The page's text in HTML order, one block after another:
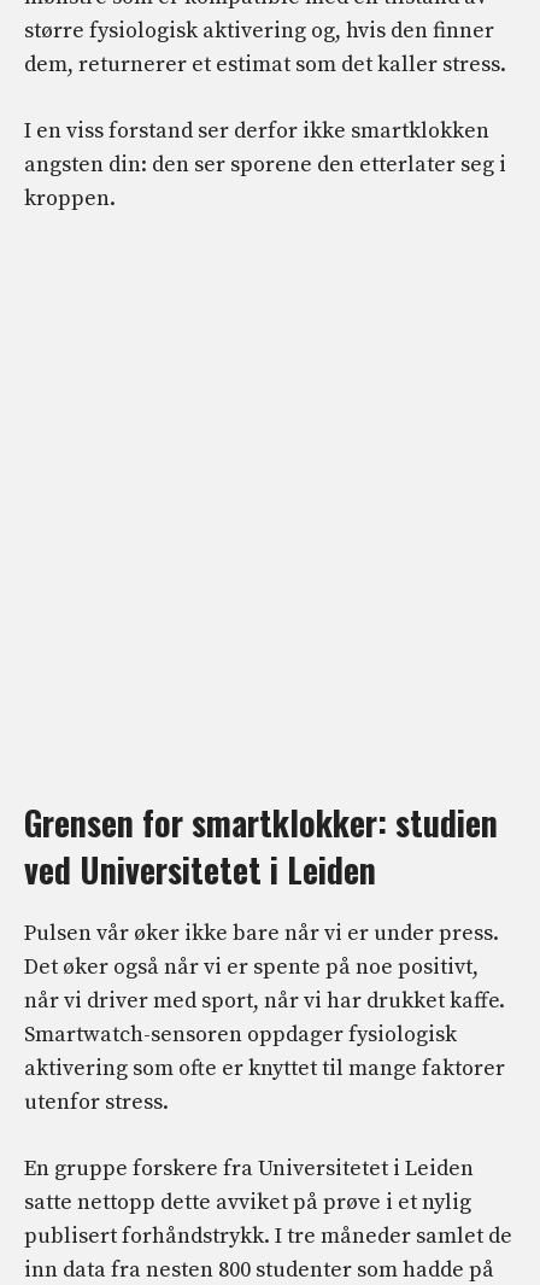
større fysiologisk aktivering og, hvis den finner
dem, returnerer et estimat som det kaller stress.
I en viss forstand ser derfor ikke smartklokken
angsten din: den ser sporene den etterlater seg i
kroppen.
Grensen for smartklokker: studien
ved Universitetet i Leiden
Pulsen vår øker ikke bare når vi er under press.
Det øker også når vi er spente på noe positivt,
når vi driver med sport, når vi har drukket kaffe.
Smartwatch-sensoren oppdager fysiologisk
aktivering som ofte er knyttet til mange faktorer
utenfor stress.
En gruppe forskere fra Universitetet i Leiden
satte nettopp dette avviket på prøve i et nylig
publisert forhåndstrykk. I tre måneder samlet de
inn data fra nesten 800 studenter som hadde på